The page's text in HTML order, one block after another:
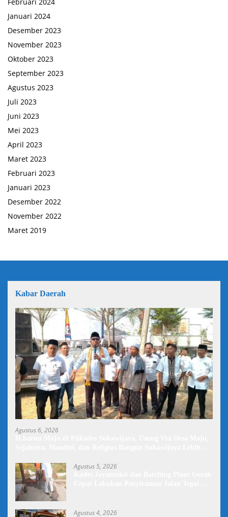
Januari 2024
Desember 2023
November 2023
Oktober 2023
September 2023
Agustus 2023
Juli 2023
Juni 2023
Mei 2023
April 2023
Maret 2023
Februari 2023
Januari 2023
Desember 2022
November 2022
Maret 2019
Kabar Daerah
Agustus 6, 2026
Agustus 5, 2026
Agustus 4, 2026